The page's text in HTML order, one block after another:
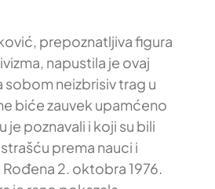
prepoznatljiva figura
napustila je ovaj
sobom neizbrisiv trag u
biće zauvek upamćeno
je poznavali i koji su bili
prema nauci i
2. oktobra 1976.